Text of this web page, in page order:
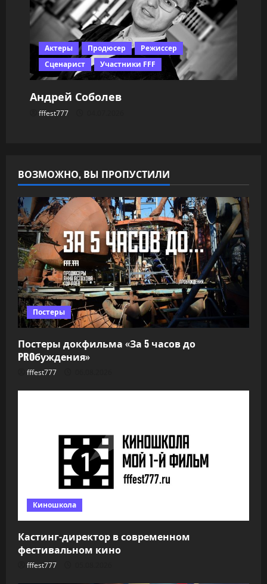
Актеры Продюсер
Режиссер
Сценарист
Участники FFF
Андрей Соболев
fffest777
ВОЗМОЖНО, ВЫ ПРОПУСТИЛИ
Постеры
Постеры докфильма «За 5 часов до
PROбуждения»
fffest777
Киношкола
Кастинг-директор в современном
фестивальном кино
fffest777